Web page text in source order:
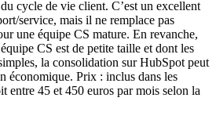
cycle de vie client. C’est un excellent
service, mais il ne remplace pas
une équipe CS mature. En revanche,
CS est de petite taille et dont les
la consolidation sur HubSpot peut
économique. Prix : inclus dans les
entre 45 et 450 euros par mois selon la